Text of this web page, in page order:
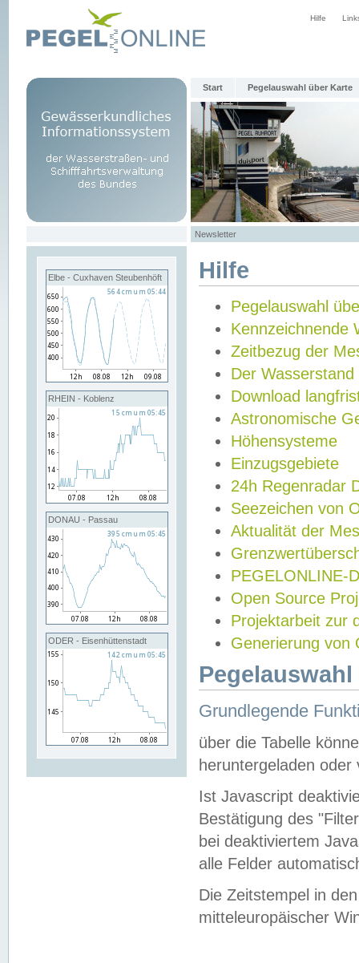
Hilfe
Start Pegelauswahl über Karte
Newsletter
Elbe - Cuxhaven Steubenhöft
RHEIN - Koblenz
DONAU - Passau
ODER - Eisenhüttenstadt
Hilfe
Pegelauswahl
Kennzeichnende
Zeitbezug der
Der Wasserstand
Download
Astronomische
Höhensysteme
Einzugsgebiete
24h Regenradar
Seezeichen von
Aktualität der
PEGELONLINE-
Open Source
Projektarbeit zur
Generierung von
Grundlegende
über die Tabelle
heruntergeladen oder
Ist Javascript
Bestätigung des
bei deaktiviertem
alle Felder
Die Zeitstempel in
mitteleuropäischer